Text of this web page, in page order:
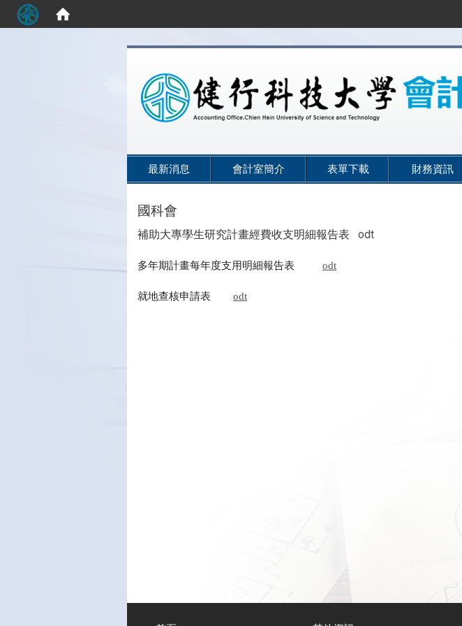
最新消息 會計室簡介 表單下載 財務資訊
國科會
補助大專學生研究計畫經費收支明細報告表 odt
多年期計畫每年度支用明細報告表 odt
就地查核申請表 odt